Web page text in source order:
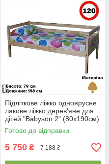
Підліткове ліжко одноярусне
лакове ліжко дерев'яне для
дітей "Babyson 2" (80x190см)
Готово до відправки
5 750 ₴ 7 188 ₴